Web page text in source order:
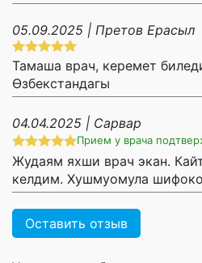
05.09.2025 | Претов Ерасыл
Тамаша врач, керемет
Өзбекстандагы
04.04.2025 | Сарвар
Прием у врача
Жудаям яхши врач экан.
келдим. Хушмуомула
Оставить отзыв